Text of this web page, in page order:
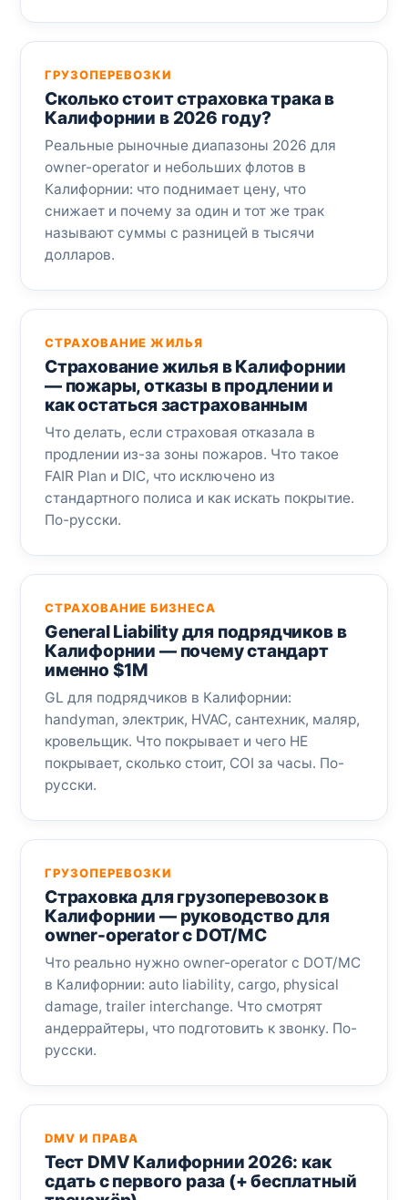
ГРУЗОПЕРЕВОЗКИ
Сколько стоит страховка трака в
Калифорнии в 2026 году?
Реальные рыночные диапазоны 2026 для
owner-operator и небольших флотов в
Калифорнии: что поднимает цену, что
снижает и почему за один и тот же трак
называют суммы с разницей в тысячи
долларов.
СТРАХОВАНИЕ ЖИЛЬЯ
Страхование жилья в Калифорнии
— пожары, отказы в продлении и
как остаться застрахованным
Что делать, если страховая отказала в
продлении из-за зоны пожаров. Что такое
FAIR Plan и DIC, что исключено из
стандартного полиса и как искать покрытие.
По-русски.
СТРАХОВАНИЕ БИЗНЕСА
General Liability для подрядчиков в
Калифорнии — почему стандарт
именно $1M
GL для подрядчиков в Калифорнии:
handyman, электрик, HVAC, сантехник, маляр,
кровельщик. Что покрывает и чего НЕ
покрывает, сколько стоит, COI за часы. По-
русски.
ГРУЗОПЕРЕВОЗКИ
Страховка для грузоперевозок в
Калифорнии — руководство для
owner-operator с DOT/MC
Что реально нужно owner-operator с DOT/MC
в Калифорнии: auto liability, cargo, physical
damage, trailer interchange. Что смотрят
андеррайтеры, что подготовить к звонку. По-
русски.
DMV И ПРАВА
Тест DMV Калифорнии 2026: как
сдать с первого раза (+ бесплатный